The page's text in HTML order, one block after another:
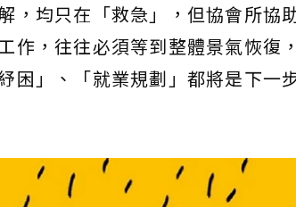
，均只在「救急」，但協會所協
作，往往必須等到整體景氣恢復
困」、「就業規劃」都將是下一